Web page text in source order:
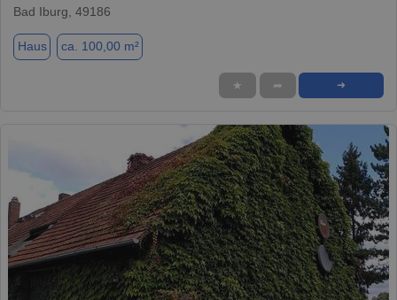
Bad Iburg, 49186
Haus ca. 100,00 m²
★ ➦ ➜